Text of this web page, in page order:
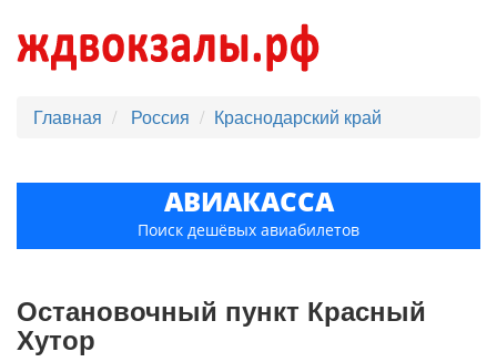
Главная Россия Краснодарский край
АВИАКАССА
Поиск дешёвых авиабилетов
Остановочный пункт Красный
Хутор